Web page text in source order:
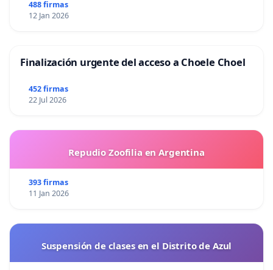
488 firmas
12 Jan 2026
Finalización urgente del acceso a Choele Choel
452 firmas
22 Jul 2026
Repudio Zoofilia en Argentina
393 firmas
11 Jan 2026
Suspensión de clases en el Distrito de Azul